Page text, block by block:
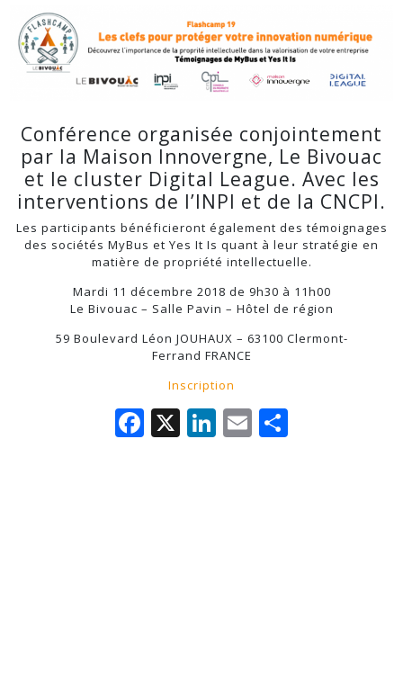
Conférence organisée conjointement
par la Maison Innovergne, Le Bivouac
et le cluster Digital League. Avec les
interventions de l’INPI et de la CNCPI.
Les participants bénéficieront également des témoignages
des sociétés MyBus et Yes It Is quant à leur stratégie en
matière de propriété intellectuelle.
Mardi 11 décembre 2018 de 9h30 à 11h00
Le Bivouac – Salle Pavin – Hôtel de région
59 Boulevard Léon JOUHAUX – 63100 Clermont-
Ferrand FRANCE
Inscription
Facebook
X LinkedIn
Email